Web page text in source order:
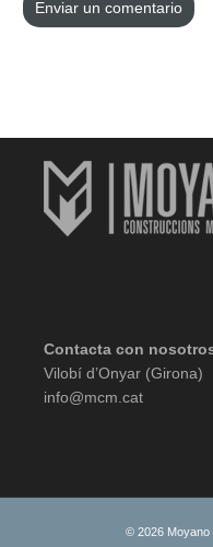
Contacta con
Vilobí d’Onyar (Girona)
info@mcm.cat
© 2026 Moyano